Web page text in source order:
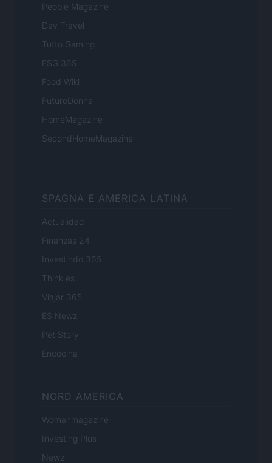
People Magazine
Day Travel
Tutto Gaming
ESG 365
Food Wiki
FuturoDonna
HomeMagazine
SecondHomeMagazine
SPAGNA E AMERICA LATINA
Actualidad
Finanzas 24
Investindo 365
Think.es
Viajar 365
ES Newz
Pet Story
Encocina
NORD AMERICA
Womanmagazine
Investing Plus
Newz